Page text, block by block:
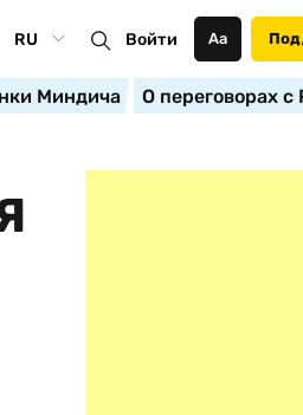
RU Войти Аа
Миндича О переговорах